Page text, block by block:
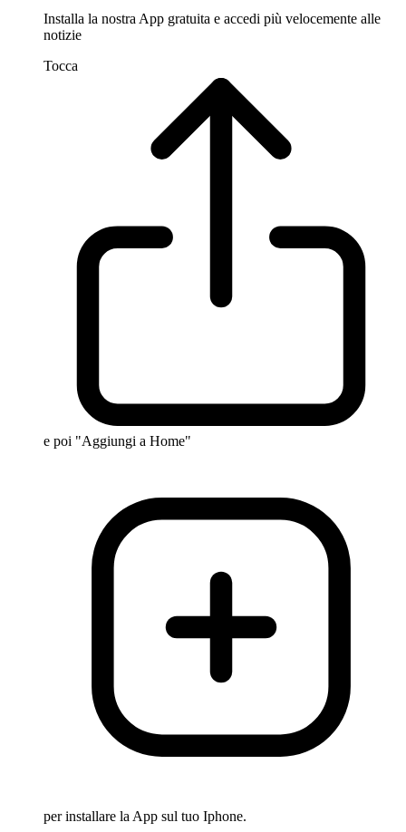
Installa la nostra App gratuita e accedi più velocemente alle
notizie
Tocca
e poi "Aggiungi a Home"
per installare la App sul tuo Iphone.